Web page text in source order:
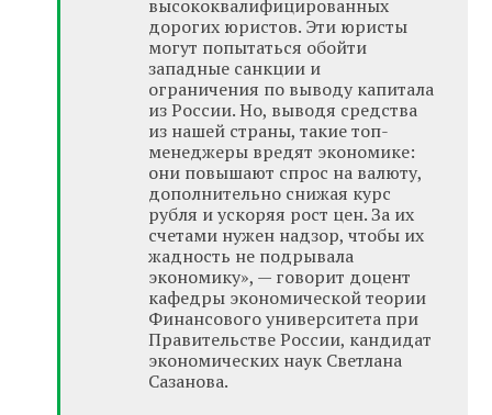
высококвалифицированных
дорогих юристов. Эти юристы
могут попытаться обойти
западные санкции и
ограничения по выводу капитала
из России. Но, выводя средства
из нашей страны, такие топ-
менеджеры вредят экономике:
они повышают спрос на валюту,
дополнительно снижая курс
рубля и ускоряя рост цен. За их
счетами нужен надзор, чтобы их
жадность не подрывала
экономику», — говорит доцент
кафедры экономической теории
Финансового университета при
Правительстве России, кандидат
экономических наук Светлана
Сазанова.